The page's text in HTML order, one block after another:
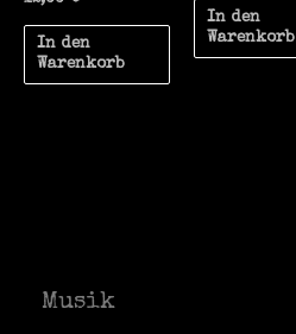
Musik
In den
Warenkorb
In den
Warenkorb